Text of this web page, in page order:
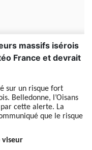
massifs isérois
France et devrait
sur un risque fort
Belledonne, l’Oisans
par cette alerte. La
que le risque
viseur